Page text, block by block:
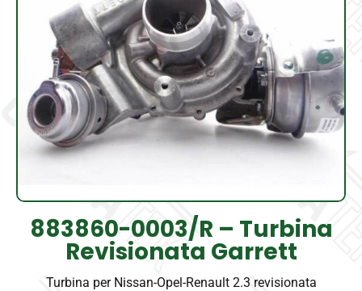
883860-0003/R – Turbina
Revisionata Garrett
Turbina per Nissan-Opel-Renault 2.3 revisionata